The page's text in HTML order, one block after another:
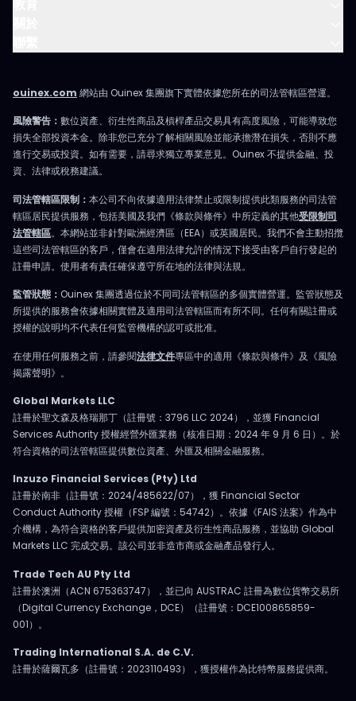
ouinex.com 網站由 Ouinex 集團旗下實體依據您所在的司法管轄區營運。
風險警告： 數位資產、衍生性商品及槓桿產品交易具有高度風險，可能導致您
損失全部投資本金。除非您已充分了解相關風險並能承擔潛在損失，否則不應
進行交易或投資。如有需要，請尋求獨立專業意見。Ouinex 不提供金融、投
資、法律或稅務建議。
司法管轄區限制： 本公司不向依據適用法律禁止或限制提供此類服務的司法管
轄區居民提供服務，包括美國及我們《條款與條件》中所定義的其他受限制司
法管轄區。本網站並非針對歐洲經濟區（EEA）或英國居民。我們不會主動招攬
這些司法管轄區的客戶，僅會在適用法律允許的情況下接受由客戶自行發起的
註冊申請。使用者有責任確保遵守所在地的法律與法規。
監管狀態： Ouinex 集團透過位於不同司法管轄區的多個實體營運。監管狀態及
所提供的服務會依據相關實體及適用司法管轄區而有所不同。任何有關註冊或
授權的說明均不代表任何監管機構的認可或批准。
在使用任何服務之前，請參閱法律文件專區中的適用《條款與條件》及《風險
揭露聲明》。
Global Markets LLC
註冊於聖文森及格瑞那丁（註冊號：3796 LLC 2024），並獲 Financial
Services Authority 授權經營外匯業務（核准日期：2024 年 9 月 6 日）。於
符合資格的司法管轄區提供數位資產、外匯及相關金融服務。
Inzuzo Financial Services (Pty) Ltd
註冊於南非（註冊號：2024/485622/07），獲 Financial Sector
Conduct Authority 授權（FSP 編號：54742）。依據《FAIS 法案》作為中
介機構，為符合資格的客戶提供加密資產及衍生性商品服務，並協助 Global
Markets LLC 完成交易。該公司並非造市商或金融產品發行人。
Trade Tech AU Pty Ltd
註冊於澳洲（ACN 675363747），並已向 AUSTRAC 註冊為數位貨幣交易所
（Digital Currency Exchange，DCE）（註冊號：DCE100865859-
001）。
Trading International S.A. de C.V.
註冊於薩爾瓦多（註冊號：2023110493），獲授權作為比特幣服務提供商。